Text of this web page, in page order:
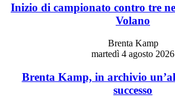
Inizio di campionato contro tre
Volano
Brenta Kamp
martedì 4 agosto 2026
Brenta Kamp, in archivio
successo